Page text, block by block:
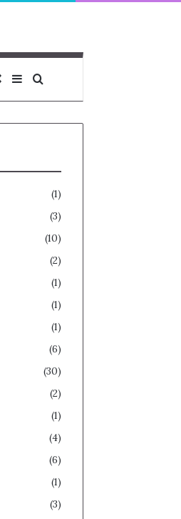
Rastgele Makale
Kenar Bölmesi
(1)
(3)
(10)
(2)
(1)
(1)
(1)
(6)
(30)
(2)
(1)
(4)
(6)
(1)
(3)